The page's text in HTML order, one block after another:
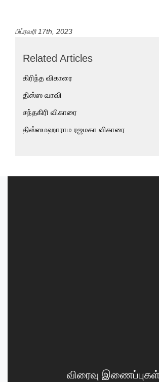
பிப்ரவரி 17th, 2023
Related Articles
கிரிந்த விகாரை
திஸ்ஸ வாவி
சந்தகிரி விகாரை
திஸ்ஸமஹாராம ரஜமகா விகாரை
விரைவு இணைப்புகள்